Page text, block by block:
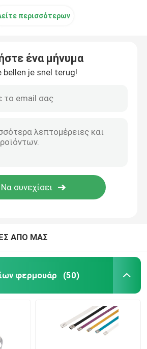
περισσότερων
ένα μήνυμα
bellen je snel terug!
ΑΠΟ ΜΑΣ
φερμουάρ (50)